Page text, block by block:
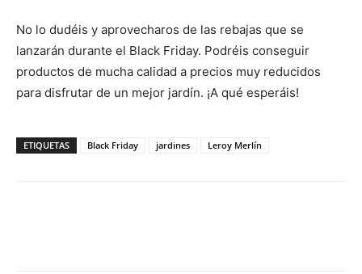
No lo dudéis y aprovecharos de las rebajas que se
lanzarán durante el Black Friday. Podréis conseguir
productos de mucha calidad a precios muy reducidos
para disfrutar de un mejor jardín. ¡A qué esperáis!
ETIQUETAS Black Friday jardines Leroy Merlín